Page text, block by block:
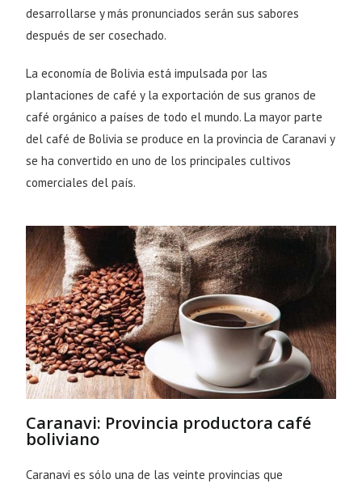
desarrollarse y más pronunciados serán sus sabores
después de ser cosechado.
La economía de Bolivia está impulsada por las
plantaciones de café y la exportación de sus granos de
café orgánico a países de todo el mundo. La mayor parte
del café de Bolivia se produce en la provincia de Caranavi y
se ha convertido en uno de los principales cultivos
comerciales del país.
Caranavi: Provincia productora café
boliviano
Caranavi es sólo una de las veinte provincias que